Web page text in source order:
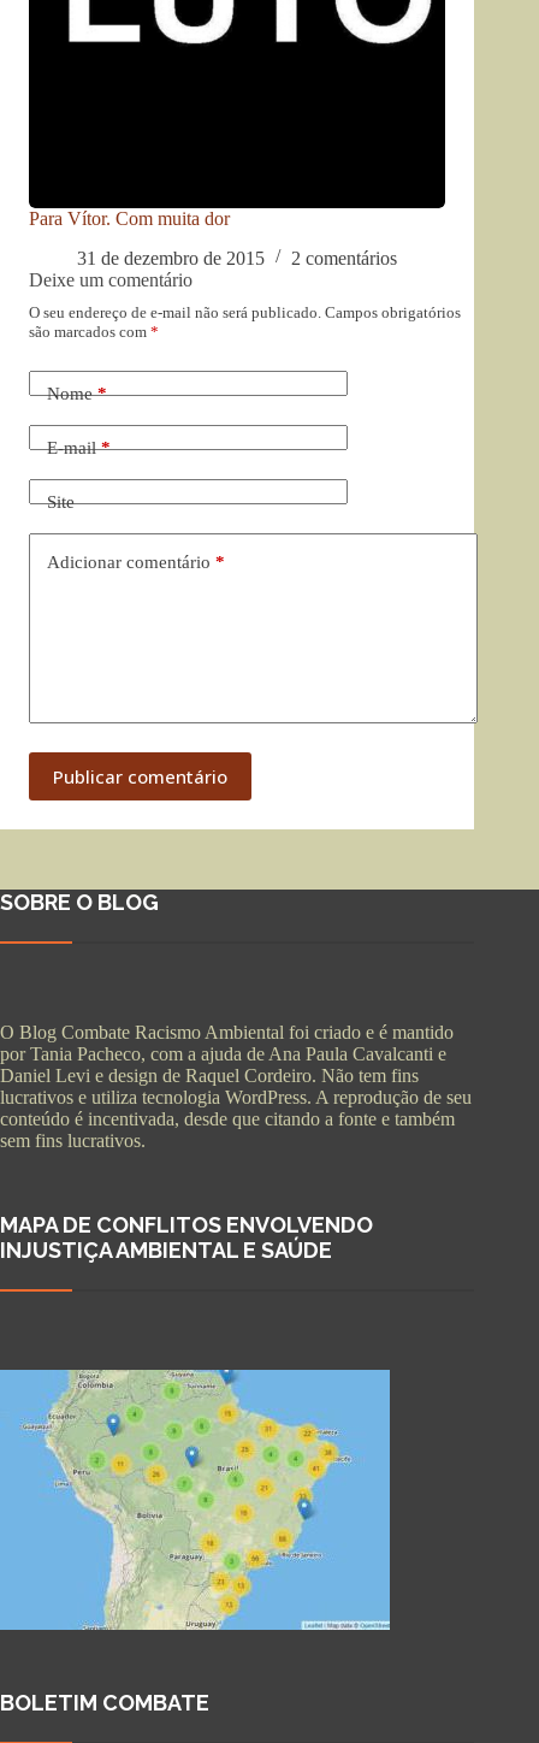
Para Vítor. Com muita dor
31 de dezembro de 2015
2 comentários
Deixe um comentário
O seu endereço de e-mail não será publicado. Campos obrigatórios
são marcados com *
Nome*
E-mail*
Site
Adicionar comentário *
Publicar comentário
SOBRE O BLOG
O Blog Combate Racismo Ambiental foi criado e é mantido
por Tania Pacheco, com a ajuda de Ana Paula Cavalcanti e
Daniel Levi e design de Raquel Cordeiro. Não tem fins
lucrativos e utiliza tecnologia WordPress. A reprodução de seu
conteúdo é incentivada, desde que citando a fonte e também
sem fins lucrativos.
MAPA DE CONFLITOS ENVOLVENDO
INJUSTIÇA AMBIENTAL E SAÚDE
BOLETIM COMBATE